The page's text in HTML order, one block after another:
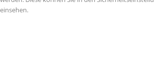
einsehen.